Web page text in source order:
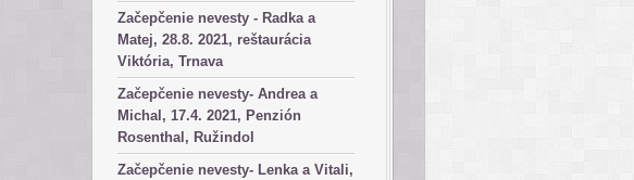
Začepčenie nevesty - Radka a
Matej, 28.8. 2021, reštaurácia
Viktória, Trnava
Začepčenie nevesty- Andrea a
Michal, 17.4. 2021, Penzión
Rosenthal, Ružindol
Začepčenie nevesty- Lenka a Vitali,